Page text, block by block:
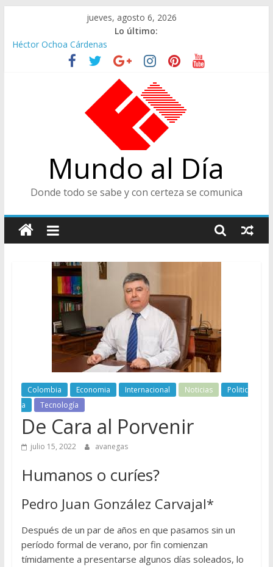
contenido
jueves, agosto 6, 2026
Lo último:
Héctor Ochoa Cárdenas
Ministra de Cultura y Centro de Historia de Envigado
De Cara al Porvenir, Pedro Juan González
Juicios, Alfredo Vanegas Montoya
CENTRO DE HISTORIA, ENVIGADEÑO EJEMPLAR, CATEGORÍA
Mundo al Día
Donde todo se sabe y con certeza se comunica
Colombia Economia Internacional Noticias
Politic
a
Tecnología
De Cara al Porvenir
julio 15, 2022 avanegas
Humanos o curíes?
Pedro Juan González Carvajal*
Después de un par de años en que pasamos sin un
período formal de verano, por fin comienzan
tímidamente a presentarse algunos días soleados, lo